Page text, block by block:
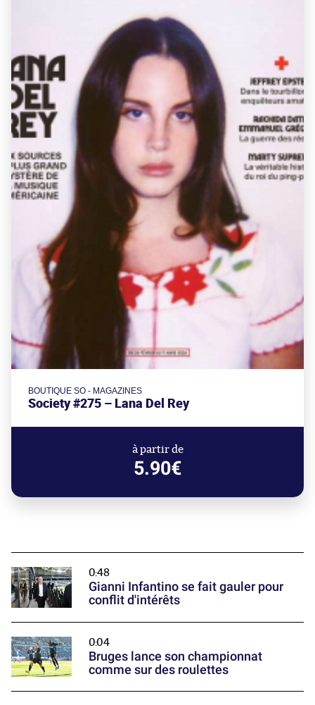
BOUTIQUE SO - MAGAZINES
Society #275 – Lana Del Rey
à partir de
5.90€
0:48
Gianni Infantino se fait gauler pour
conflit d'intérêts
0:04
Bruges lance son championnat
comme sur des roulettes